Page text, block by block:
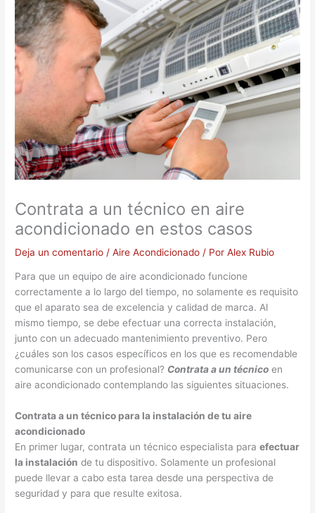
Contrata a un técnico en aire
acondicionado en estos casos
Deja un comentario /Aire Acondicionado / PorAlex Rubio
Para que un equipo de aire acondicionado funcione
correctamente a lo largo del tiempo, no solamente es requisito
que el aparato sea de excelencia y calidad de marca. Al
mismo tiempo, se debe efectuar una correcta instalación,
junto con un adecuado mantenimiento preventivo. Pero
¿cuáles son los casos específicos en los que es recomendable
comunicarse con un profesional? Contrata a un técnico en
aire acondicionado contemplando las siguientes situaciones.
Contrata a un técnico para la instalación de tu aire
acondicionado
En primer lugar, contrata un técnico especialista paraefectuar
la instalación de tu dispositivo. Solamente un profesional
puede llevar a cabo esta tarea desde una perspectiva de
seguridad y para que resulte exitosa.